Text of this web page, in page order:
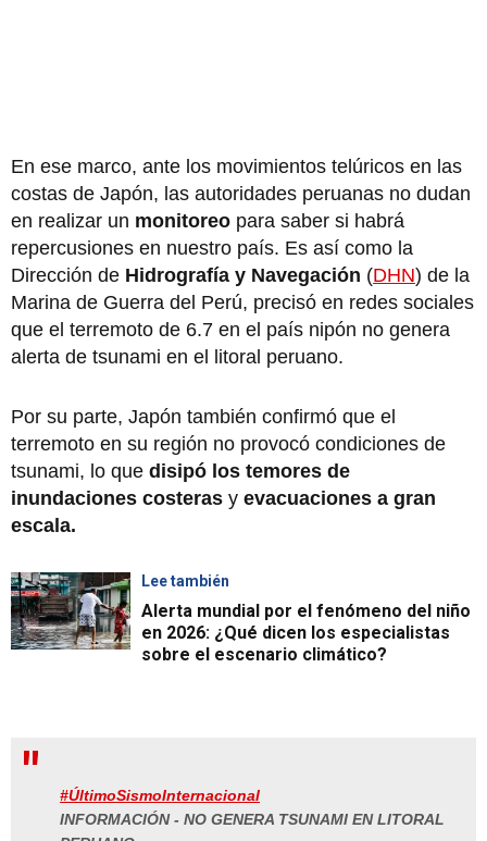
En ese marco, ante los movimientos telúricos en las
costas de Japón, las autoridades peruanas no dudan
en realizar un monitoreo para saber si habrá
repercusiones en nuestro país. Es así como la
Dirección de Hidrografía y Navegación (DHN) de la
Marina de Guerra del Perú, precisó en redes sociales
que el terremoto de 6.7 en el país nipón no genera
alerta de tsunami en el litoral peruano.
Por su parte, Japón también confirmó que el
terremoto en su región no provocó condiciones de
tsunami, lo que disipó los temores de
inundaciones costeras y evacuaciones a gran
escala.
Lee también
Alerta mundial por el fenómeno del niño
en 2026: ¿Qué dicen los especialistas
sobre el escenario climático?
#ÚltimoSismoInternacional
INFORMACIÓN - NO GENERA TSUNAMI EN LITORAL